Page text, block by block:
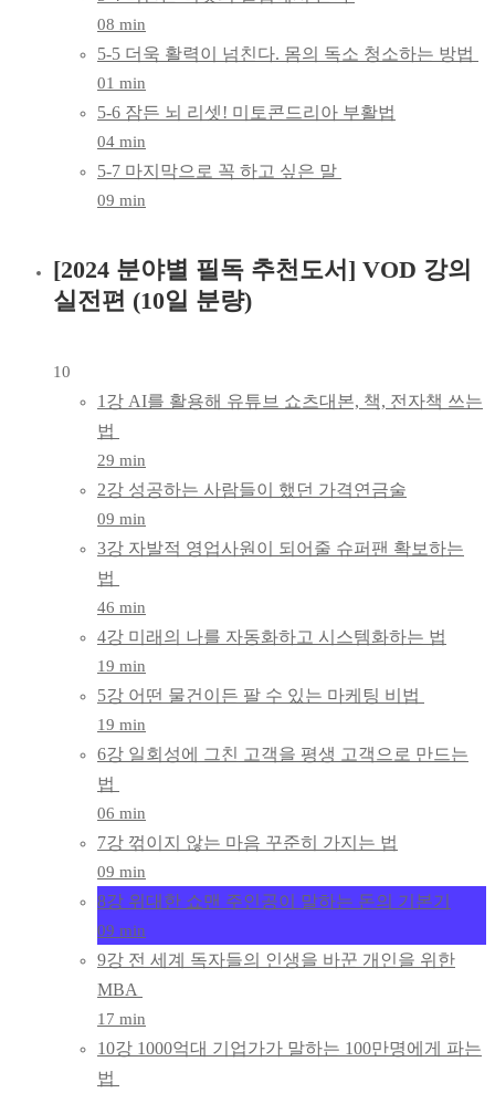
08 min
5-5 더욱 활력이 넘친다. 몸의 독소 청소하는 방법
01 min
5-6 잠든 뇌 리셋! 미토콘드리아 부활법
04 min
5-7 마지막으로 꼭 하고 싶은 말
09 min
[2024 분야별 필독 추천도서] VOD 강의
실전편 (10일 분량)
10
1강 AI를 활용해 유튜브 쇼츠대본, 책, 전자책 쓰는
법
29 min
2강 성공하는 사람들이 했던 가격연금술
09 min
3강 자발적 영업사원이 되어줄 슈퍼팬 확보하는
법
46 min
4강 미래의 나를 자동화하고 시스템화하는 법
19 min
5강 어떤 물건이든 팔 수 있는 마케팅 비법
19 min
6강 일회성에 그친 고객을 평생 고객으로 만드는
법
06 min
7강 꺾이지 않는 마음 꾸준히 가지는 법
09 min
8강 위대한 쇼맨 주인공이 말하는 돈의 기본기
09 min
9강 전 세계 독자들의 인생을 바꾼 개인을 위한
MBA
17 min
10강 1000억대 기업가가 말하는 100만명에게 파는
법